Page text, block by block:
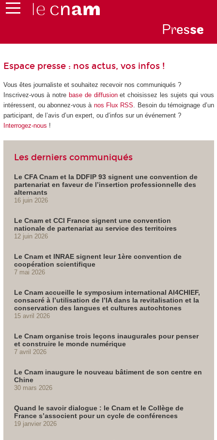
Presse
Espace presse : nos actus, vos infos !
Vous êtes journaliste et souhaitez recevoir nos communiqués ?
Inscrivez-vous à notre base de diffusionet choisissez les sujets qui vous
intéressent, ou abonnez-vous à nos Flux RSS. Besoin du témoignage d’un
participant, de l’avis d’un expert, ou d’infos sur un événement ?
Interrogez-nous !
Les derniers communiqués
Le CFA Cnam et la DDFIP 93 signent une convention de
partenariat en faveur de l’insertion professionnelle des
alternants
16 juin 2026
Le Cnam et CCI France signent une convention
nationale de partenariat au service des territoires
12 juin 2026
Le Cnam et INRAE signent leur 1ère convention de
coopération scientifique
7 mai 2026
Le Cnam accueille le symposium international AI4CHIEF,
consacré à l’utilisation de l’IA dans la revitalisation et la
conservation des langues et cultures autochtones
15 avril 2026
Le Cnam organise trois leçons inaugurales pour penser
et construire le monde numérique
7 avril 2026
Le Cnam inaugure le nouveau bâtiment de son centre en
Chine
30 mars 2026
Quand le savoir dialogue : le Cnam et le Collège de
France s’associent pour un cycle de conférences
19 janvier 2026